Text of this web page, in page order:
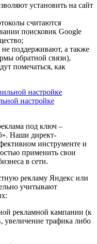
установить на сайт
считаются
поисковик Google
поддерживают, а также
обратной связи),
помечаться, как
настройке
под ключ –
Наши директ-
инструменте и
применить свои
в сети.
рекламу Яндекс или
учитывают
рекламной кампании (к
увеличение трафика либо